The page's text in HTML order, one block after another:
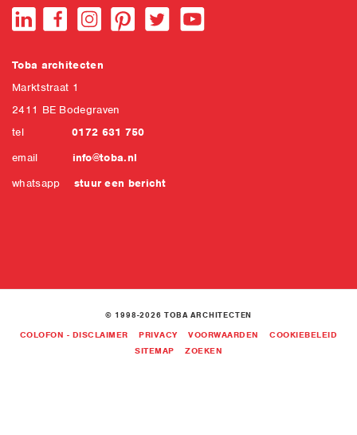
Toba architecten
Marktstraat 1
2411 BE Bodegraven
tel0172 631 750
email info@toba.nl
whatsapp stuur een bericht
© 1998-2026 TOBA ARCHITECTEN
COLOFON - DISCLAIMER PRIVACY VOORWAARDEN
COOKIEBELEID
SITEMAP
ZOEKEN